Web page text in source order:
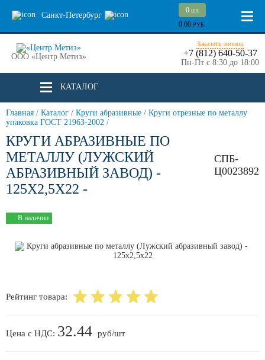
Санкт-Петербург
0 шт.
0.00 РУБ.
ООО «Центр Метиз»
Заказать звонок
+7 (812) 640-50-37
Пн-Пт с 8:30 до 18:00
КАТАЛОГ
Главная / Каталог / Круги абразивные / Круги отрезные по металлу
упаковка ГОСТ 21963-2002 /
КРУГИ АБРАЗИВНЫЕ ПО
МЕТАЛЛУ (ЛУЖСКИЙ
АБРАЗИВНЫЙ ЗАВОД) -
125Х2,5Х22 -
СПБ-
Ц0023892
В наличии
Рейтинг товара:
Цена с НДС: 32.44 руб/шт